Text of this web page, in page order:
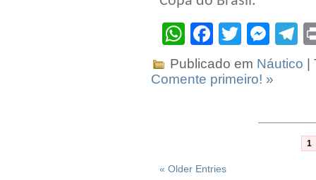
WhatsApp
Facebook
Twitter
Publicado em Náutico |
Comente primeiro! »
1
« Older Entries